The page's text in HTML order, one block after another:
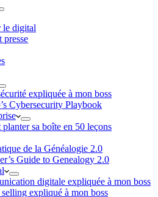
le digital
presse
expliquée à mon boss
Cybersecurity Playbook
sa boîte en 50 leçons
de la Généalogie 2.0
Guide to Genealogy 2.0
digitale expliquée à mon boss
expliqué à mon boss